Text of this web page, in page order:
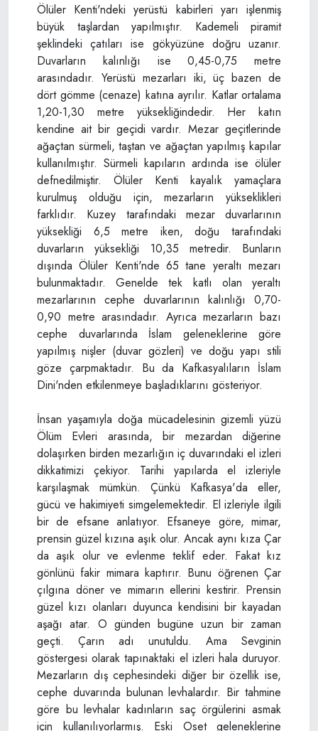
Ölüler Kenti'ndeki yerüstü kabirleri yarı işlenmiş
büyük taşlardan yapılmıştır. Kademeli piramit
şeklindeki çatıları ise gökyüzüne doğru uzanır.
Duvarların kalınlığı ise 0,45-0,75 metre
arasındadır. Yerüstü mezarları iki, üç bazen de
dört gömme (cenaze) katına ayrılır. Katlar ortalama
1,20-1,30 metre yüksekliğindedir. Her katın
kendine ait bir geçidi vardır. Mezar geçitlerinde
ağaçtan sürmeli, taştan ve ağaçtan yapılmış kapılar
kullanılmıştır. Sürmeli kapıların ardında ise ölüler
defnedilmiştir. Ölüler Kenti kayalık yamaçlara
kurulmuş olduğu için, mezarların yükseklikleri
farklıdır. Kuzey tarafındaki mezar duvarlarının
yüksekliği 6,5 metre iken, doğu tarafındaki
duvarların yüksekliği 10,35 metredir. Bunların
dışında Ölüler Kenti'nde 65 tane yeraltı mezarı
bulunmaktadır. Genelde tek katlı olan yeraltı
mezarlarının cephe duvarlarının kalınlığı 0,70-
0,90 metre arasındadır. Ayrıca mezarların bazı
cephe duvarlarında İslam geleneklerine göre
yapılmış nişler (duvar gözleri) ve doğu yapı stili
göze çarpmaktadır. Bu da Kafkasyalıların İslam
Dini'nden etkilenmeye başladıklarını gösteriyor.
İnsan yaşamıyla doğa mücadelesinin gizemli yüzü
Ölüm Evleri arasında, bir mezardan diğerine
dolaşırken birden mezarlığın iç duvarındaki el izleri
dikkatimizi çekiyor. Tarihi yapılarda el izleriyle
karşılaşmak mümkün. Çünkü Kafkasya'da eller,
gücü ve hakimiyeti simgelemektedir. El izleriyle ilgili
bir de efsane anlatıyor. Efsaneye göre, mimar,
prensin güzel kızına aşık olur. Ancak aynı kıza Çar
da aşık olur ve evlenme teklif eder. Fakat kız
gönlünü fakir mimara kaptırır. Bunu öğrenen Çar
çılgına döner ve mimarın ellerini kestirir. Prensin
güzel kızı olanları duyunca kendisini bir kayadan
aşağı atar. O günden bugüne uzun bir zaman
geçti. Çarın adı unutuldu. Ama Sevginin
göstergesi olarak tapınaktaki el izleri hala duruyor.
Mezarların dış cephesindeki diğer bir özellik ise,
cephe duvarında bulunan levhalardır. Bir tahmine
göre bu levhalar kadınların saç örgülerini asmak
için kullanılıyorlarmış. Eski Oset geleneklerine